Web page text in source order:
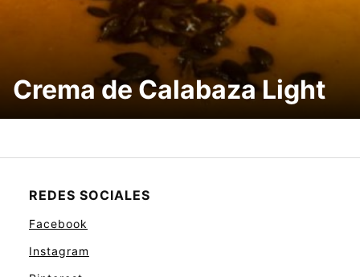
Crema de Calabaza Light
REDES SOCIALES
Facebook
Instagram